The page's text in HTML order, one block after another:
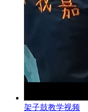
架子鼓教学视频